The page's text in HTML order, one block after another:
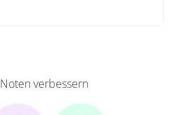
Noten verbessern